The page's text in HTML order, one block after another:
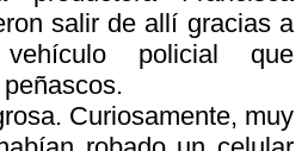
salir de allí gracias a
policial que
Curiosamente, muy